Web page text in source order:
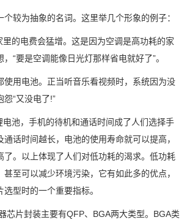
较为抽象的名词。这里举几个形象的例子：
的电费会猛增。这是因为空调是高功耗的家
“要是空调能像日光灯那样省电就好了”。
使用电池。正当听音乐看视频时，系统因为没
“又没电了!”
池，手机的待机和通话时间成了人们选择手
话时间越长，电池的使用寿命就可以提高，
了。以上体现了人们对低功耗的渴求。低功耗
至可以减少环境污染，它有如此多的优点，
型时的一个重要指标。
芯片封装主要有QFP、BGA两大类型。BGA类